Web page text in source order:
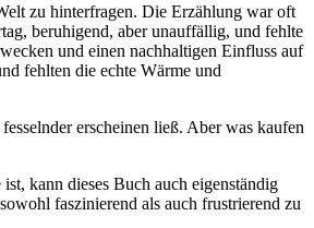
zu hinterfragen. Die Erzählung war oft
beruhigend, aber unauffällig, und fehlte
und einen nachhaltigen Einfluss auf
fehlten die echte Wärme und
erscheinen ließ. Aber was kaufen
kann dieses Buch auch eigenständig
faszinierend als auch frustrierend zu